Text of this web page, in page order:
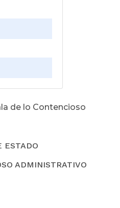
de lo Contencioso
ESTADO
ADMINISTRATIVO